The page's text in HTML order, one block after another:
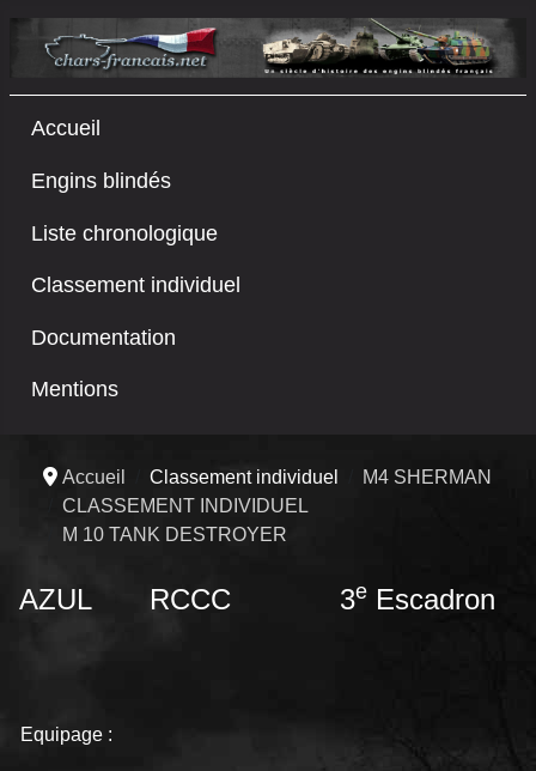
Accueil
Engins blindés
Liste chronologique
Classement individuel
Documentation
Mentions
Accueil Classement individuel
M4 SHERMAN
CLASSEMENT INDIVIDUEL
M 10 TANK DESTROYER
AZUL RCCC 3e Escadron
Equipage :